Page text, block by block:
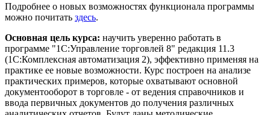
Подробнее о новых возможностях функционала программы
можно почитать здесь.
Основная цель курса: научить уверенно работать в
программе "1С:Управление торговлей 8" редакция 11.3
(1С:Комплексная автоматизация 2), эффективно применяя на
практике ее новые возможности. Курс построен на анализе
практических примеров, которые охватывают основной
документооборот в торговле - от ведения справочников и
ввода первичных документов до получения различных